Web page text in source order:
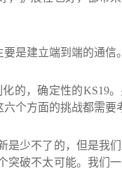
是建立端到端的通信。
的，确定性的KS19
个方面的挑战都需要
是少不了的，但是我
突破不太可能。我们